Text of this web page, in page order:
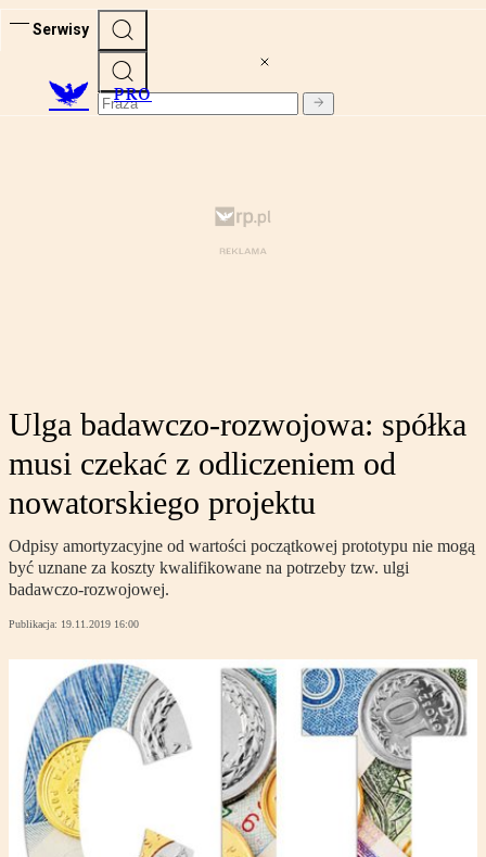
Serwisy
PRO
Ulga badawczo-rozwojowa: spółka
musi czekać z odliczeniem od
nowatorskiego projektu
Odpisy amortyzacyjne od wartości początkowej prototypu nie mogą
być uznane za koszty kwalifikowane na potrzeby tzw. ulgi
badawczo-rozwojowej.
Publikacja: 19.11.2019 16:00